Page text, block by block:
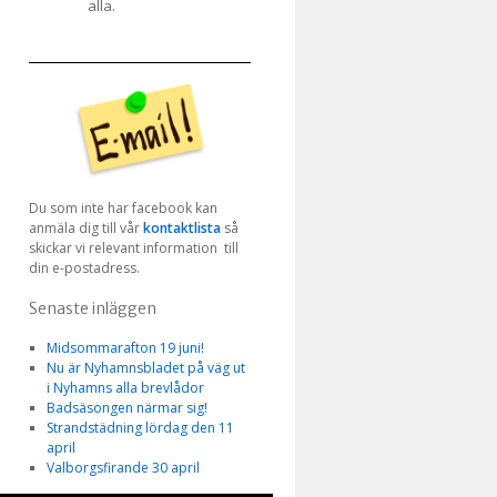
alla.
Du som inte har facebook kan
anmäla dig till vårkontaktlista så
skickar vi relevant information till
din e-postadress.
Senaste inläggen
Midsommarafton 19 juni!
Nu är Nyhamnsbladet på väg ut
i Nyhamns alla brevlådor
Badsäsongen närmar sig!
Strandstädning lördag den 11
april
Valborgsfirande 30 april